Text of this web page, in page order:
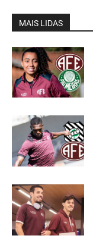
MAIS LIDAS